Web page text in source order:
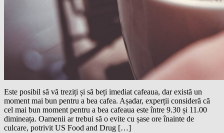
Este posibil să vă treziți și să beți imediat cafeaua, dar există un
moment mai bun pentru a bea cafea. Așadar, experții consideră că
cel mai bun moment pentru a bea cafeaua este între 9.30 și 11.00
dimineața. Oamenii ar trebui să o evite cu șase ore înainte de
culcare, potrivit US Food and Drug […]